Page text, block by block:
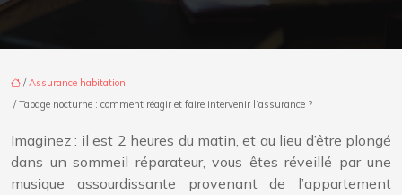
/Assurance habitation
/ Tapage nocturne : comment réagir et faire intervenir l’assurance ?
Imaginez : il est 2 heures du matin, et au lieu d’être plongé
dans un sommeil réparateur, vous êtes réveillé par une
musique assourdissante provenant de l’appartement